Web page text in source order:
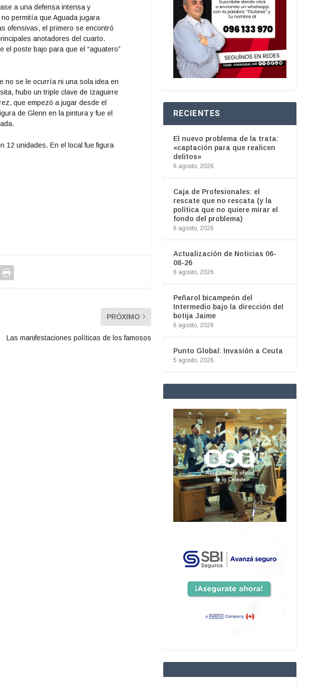
a una defensa intensa y
permitía que Aguada jugara
ofensivas, el primero se encontró
anotadores del cuarto.
poste bajo para que el “aguatero”
no se le ocurría ni una sola idea en
hubo un triple clave de Izaguirre
que empezó a jugar desde el
de Glenn en la pintura y fue el
12 unidades. En el local fue figura
PRÓXIMO
Las manifestaciones políticas de los famosos
RECIENTES
El nuevo problema de la trata:
«captación para que realicen
delitos»
6 agosto, 2026
Caja de Profesionales: el
rescate que no rescata (y la
política que no quiere mirar el
fondo del problema)
6 agosto, 2026
Actualización de Noticias 06-
08-26
6 agosto, 2026
Peñarol bicampeón del
Intermedio bajo la dirección del
botija Jaime
6 agosto, 2026
Punto Global: Invasión a Ceuta
5 agosto, 2026